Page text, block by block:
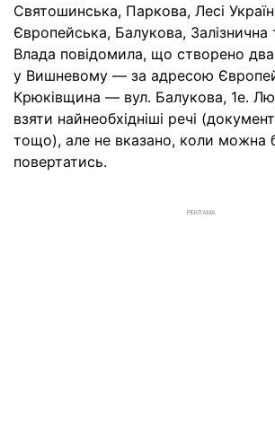
Святошинська, Паркова, Лесі
Європейська, Балукова, Залізнична
Влада повідомила, що створено два
у Вишневому — за адресою
Крюківщина — вул. Балукова, 1е.
взяти найнеобхідніші речі
тощо), але не вказано, коли можна
повертатись.
РЕКЛАМА